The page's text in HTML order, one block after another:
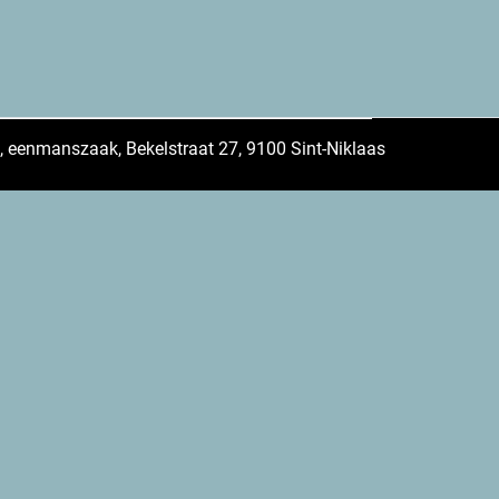
eenmanszaak, Bekelstraat 27, 9100 Sint-Niklaas